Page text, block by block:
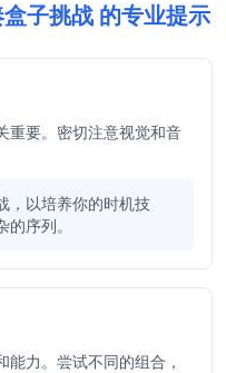
子挑战 的专业提示
重要。密切注意视觉和音
，以培养你的时机技
序列。
力。尝试不同的组合，